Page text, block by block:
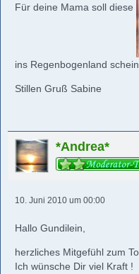
Für deine Mama soll diese
ins Regenbogenland
Stillen Gruß Sabine
*Andrea*
10. Juni 2010 um 00:00
Hallo Gundilein,
herzliches Mitgefühl zum
Ich wünsche Dir viel Kraft !